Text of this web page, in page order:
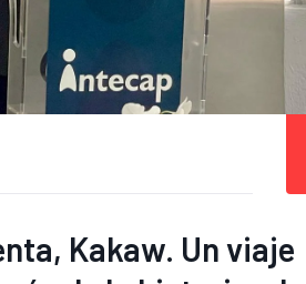
Kakaw. Un viaje